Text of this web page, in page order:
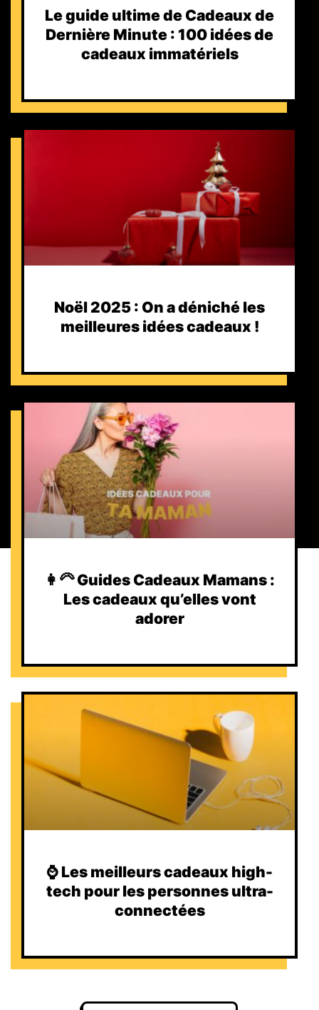
Le guide ultime de Cadeaux de
Dernière Minute : 100 idées de
cadeaux immatériels
Noël 2025 : On a déniché les
meilleures idées cadeaux !
👩‍🦳 Guides Cadeaux Mamans :
Les cadeaux qu’elles vont
adorer
⌚️ Les meilleurs cadeaux high-
tech pour les personnes ultra-
connectées